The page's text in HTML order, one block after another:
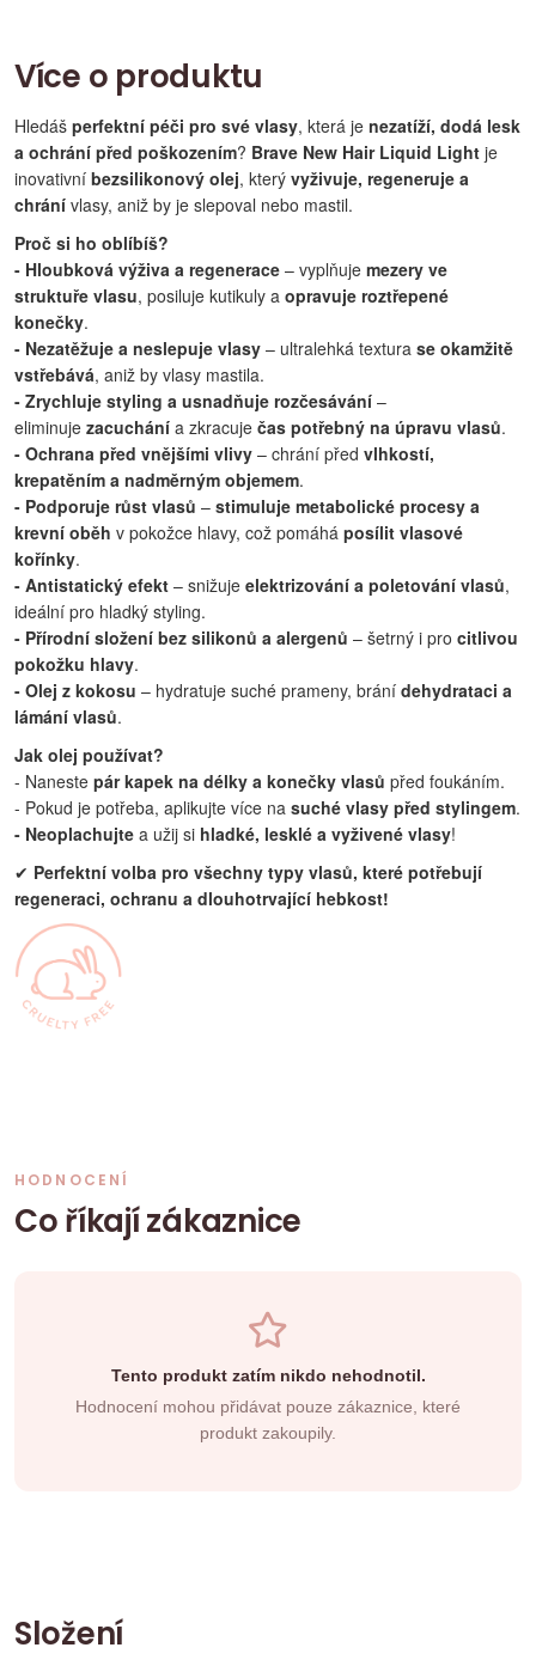
Více o produktu
Hledáš perfektní péči pro své vlasy, která je nezatíží, dodá lesk
a ochrání před poškozením? Brave New Hair Liquid Light je
inovativní bezsilikonový olej, který vyživuje, regeneruje a
chrání vlasy, aniž by je slepoval nebo mastil.
Proč si ho oblíbíš?
- Hloubková výživa a regenerace – vyplňuje mezery ve
struktuře vlasu, posiluje kutikuly a opravuje roztřepené
konečky.
- Nezatěžuje a neslepuje vlasy – ultralehká textura se okamžitě
vstřebává, aniž by vlasy mastila.
- Zrychluje styling a usnadňuje rozčesávání –
eliminuje zacuchání a zkracuje čas potřebný na úpravu vlasů.
- Ochrana před vnějšími vlivy – chrání před vlhkostí,
krepatěním a nadměrným objemem.
- Podporuje růst vlasů – stimuluje metabolické procesy a
krevní oběh v pokožce hlavy, což pomáhá posílit vlasové
kořínky.
- Antistatický efekt – snižuje elektrizování a poletování vlasů,
ideální pro hladký styling.
- Přírodní složení bez silikonů a alergenů – šetrný i pro citlivou
pokožku hlavy.
- Olej z kokosu – hydratuje suché prameny, brání dehydrataci a
lámání vlasů.
Jak olej používat?
- Naneste pár kapek na délky a konečky vlasů před foukáním.
- Pokud je potřeba, aplikujte více na suché vlasy před stylingem.
- Neoplachujte a užij si hladké, lesklé a vyživené vlasy!
✔ Perfektní volba pro všechny typy vlasů, které potřebují
regeneraci, ochranu a dlouhotrvající hebkost!
HODNOCENÍ
Co říkají zákaznice
Tento produkt zatím nikdo nehodnotil.
Hodnocení mohou přidávat pouze zákaznice, které
produkt zakoupily.
Složení